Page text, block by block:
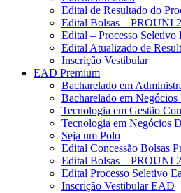
Edital de Resultado do
Edital Bolsas – PROUNI
Edital – Processo Seletivo
Edital Atualizado de
Inscrição Vestibular
EAD Premium
Bacharelado em
Bacharelado em
Tecnologia em Gestão
Tecnologia em Negócios
Seja um Polo
Edital Concessão Bolsas
Edital Bolsas – PROUNI
Edital Processo Seletivo
Inscrição Vestibular EAD